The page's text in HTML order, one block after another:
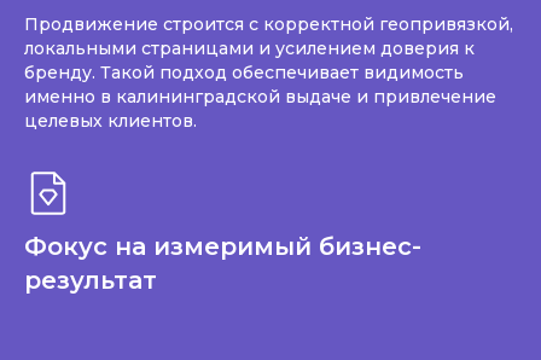
Продвижение строится с корректной геопривязкой,
локальными страницами и усилением доверия к
бренду. Такой подход обеспечивает видимость
именно в калининградской выдаче и привлечение
целевых клиентов.
Фокус на измеримый бизнес-
результат